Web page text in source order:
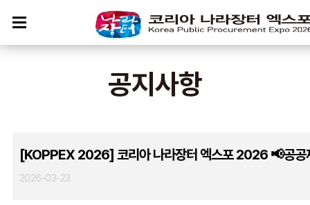
공지사항
[KOPPEX 2026] 코리아 나라장터 엑스포 2026 📢공공
2026-03-23